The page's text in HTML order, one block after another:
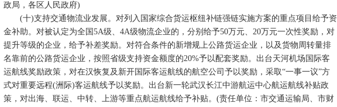
政局，各区人民政府)
(十)支持交通物流业发展。对列入国家综合货运枢纽补链强链实施方案的重点项目给予资
金补助。对被认定为全国5A级、4A级物流企业的，分别给予50万元、20万元一次性奖励，对
提升等级的企业，给予补差奖励。对符合条件的新增规上公路货运企业，以及货物周转量排
名靠前的公路货运企业，按照省级支持资金额度的20%予以配套奖励。出台天河机场国际客
运航线奖励政策，对在汉恢复及新开国际客运航线的航空公司予以奖励，采取“一事一议”方
式对重要远程(洲际)客运航线予以奖励。出台新一轮武汉长江中游航运中心航运航线补贴政
策，对出海、联运、中转、上游等重点航运航线给予补贴。(责任单位：市交通运输局、市财